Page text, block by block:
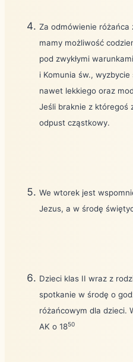
Za odmówienie
mamy możliwość
pod zwykłymi
i Komunia św.,
nawet lekkiego oraz
Jeśli braknie z któregoś
odpust cząstkowy.
We wtorek jest
Jezus, a w środę
Dzieci klas II wraz z
spotkanie w środę o
różańcowym dla dzieci.
AK o 1850